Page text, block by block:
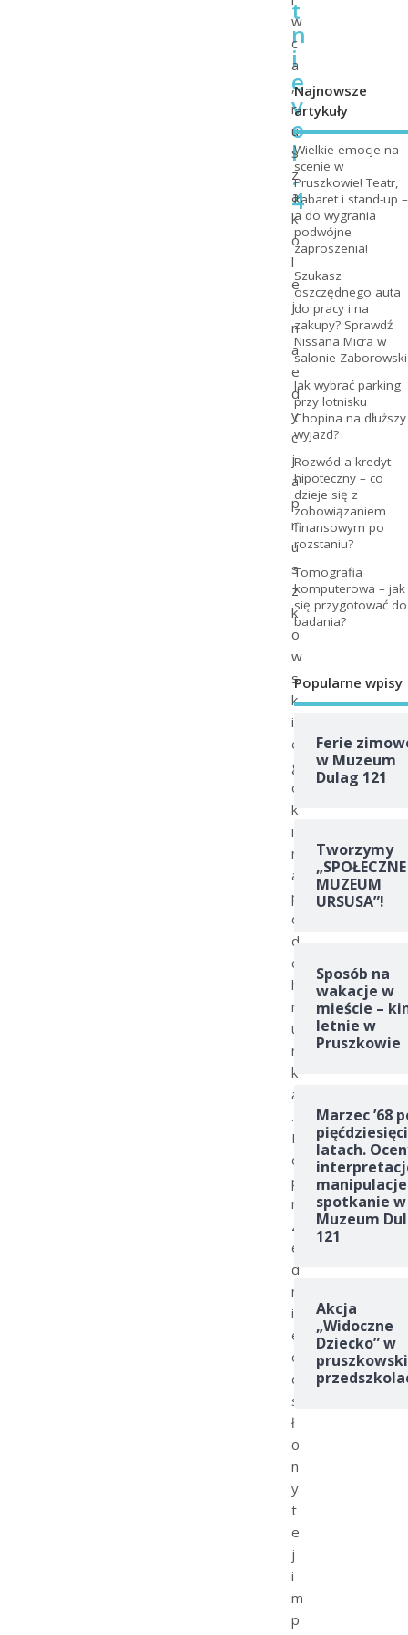
t
n
i
e
v
o
l
.
4
w
c
a
,
r
u
s
z
a
k
o
l
e
j
n
a
e
d
y
c
j
a
p
r
u
s
z
k
o
w
s
k
i
e
g
o
k
i
n
a
p
o
d
c
h
m
u
r
k
ą
.
P
o
p
r
z
e
d
n
i
e
o
d
s
ł
o
n
y
t
e
j
i
m
p
Najnowsze
artykuły
Wielkie emocje na
scenie w
Pruszkowie! Teatr,
kabaret i stand-up –
a do wygrania
podwójne
zaproszenia!
Szukasz
oszczędnego auta
do pracy i na
zakupy? Sprawdź
Nissana Micra w
salonie Zaborowski
Jak wybrać parking
przy lotnisku
Chopina na dłuższy
wyjazd?
Rozwód a kredyt
hipoteczny – co
dzieje się z
zobowiązaniem
finansowym po
rozstaniu?
Tomografia
komputerowa – jak
się przygotować do
badania?
Popularne wpisy
Ferie
w Muzeum
Dulag 121
Tworzymy
„SPOŁECZNE
MUZEUM
URSUSA”!
Sposób na
wakacje w
mieście –
letnie w
Pruszkowie
Marzec ’68
latach.
spotkanie w
Muzeum
121
Akcja
„Widoczne
Dziecko” w